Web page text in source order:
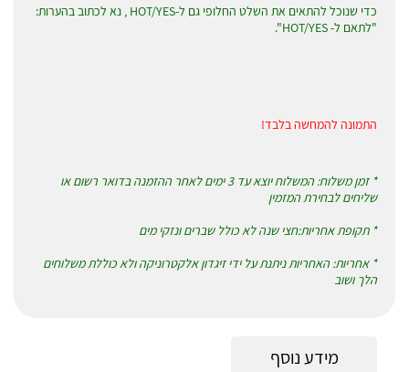
כדי שנוכל להתאים את השלט החלופי גם ל-HOT/YES , נא לכתוב בהערות:
"לתאם ל- HOT/YES".
התמונה להמחשה בלבד!
* זמן משלוח: המשלוח יוצא עד 3 ימים לאחר ההזמנה בדואר רשום או
שליחים לבחירת המזמין
* תקופת אחריות:חצי שנה לא כולל שברים ונזקי מים
* אחריות: האחריות ניתנת על ידי זיגדון אלקטרוניקה ולא כוללת משלוחים
הלך ושוב
מידע נוסף